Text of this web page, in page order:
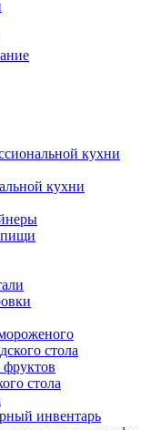
кухни
кухни
пищи
стола
стола
инвентарь